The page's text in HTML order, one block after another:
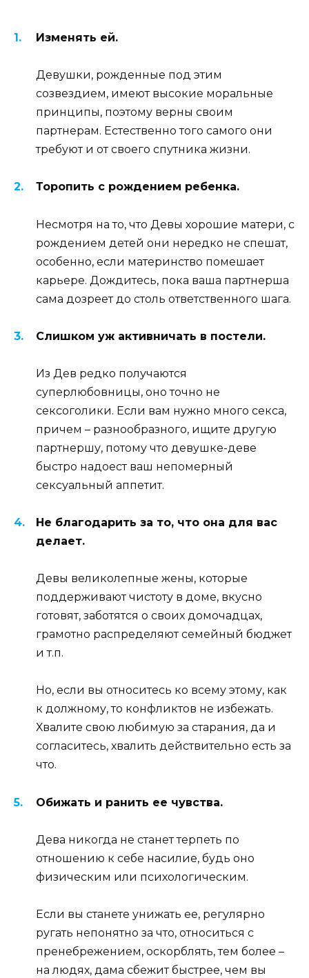
Изменять ей.
Девушки, рожденные под этим
созвездием, имеют высокие моральные
принципы, поэтому верны своим
партнерам. Естественно того самого они
требуют и от своего спутника жизни.
Торопить с рождением ребенка.
Несмотря на то, что Девы хорошие матери, с
рождением детей они нередко не спешат,
особенно, если материнство помешает
карьере. Дождитесь, пока ваша партнерша
сама дозреет до столь ответственного шага.
Слишком уж активничать в постели.
Из Дев редко получаются
суперлюбовницы, оно точно не
сексоголики. Если вам нужно много секса,
причем – разнообразного, ищите другую
партнершу, потому что девушке-деве
быстро надоест ваш непомерный
сексуальный аппетит.
Не благодарить за то, что она для вас
делает.
Девы великолепные жены, которые
поддерживают чистоту в доме, вкусно
готовят, заботятся о своих домочадцах,
грамотно распределяют семейный бюджет
и т.п.
Но, если вы относитесь ко всему этому, как
к должному, то конфликтов не избежать.
Хвалите свою любимую за старания, да и
согласитесь, хвалить действительно есть за
что.
Обижать и ранить ее чувства.
Дева никогда не станет терпеть по
отношению к себе насилие, будь оно
физическим или психологическим.
Если вы станете унижать ее, регулярно
ругать непонятно за что, относиться с
пренебрежением, оскорблять, тем более –
на людях, дама сбежит быстрее, чем вы